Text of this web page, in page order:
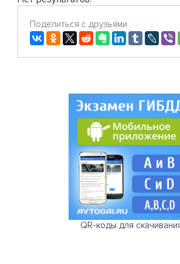
Поделиться с друзьями
QR-коды для